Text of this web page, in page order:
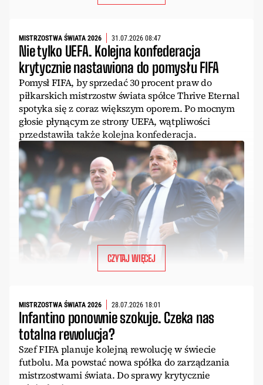
MISTRZOSTWA ŚWIATA 2026 31.07.2026 08:47
Nie tylko UEFA. Kolejna konfederacja
krytycznie nastawiona do pomysłu FIFA
Pomysł FIFA, by sprzedać 30 procent praw do
piłkarskich mistrzostw świata spółce Thrive Eternal
spotyka się z coraz większym oporem. Po mocnym
głosie płynącym ze strony UEFA, wątpliwości
przedstawiła także kolejna konfederacja.
CZYTAJ WIĘCEJ
MISTRZOSTWA ŚWIATA 2026 28.07.2026 18:01
Infantino ponownie szokuje. Czeka nas
totalna rewolucja?
Szef FIFA planuje kolejną rewolucję w świecie
futbolu. Ma powstać nowa spółka do zarządzania
mistrzostwami świata. Do sprawy krytycznie